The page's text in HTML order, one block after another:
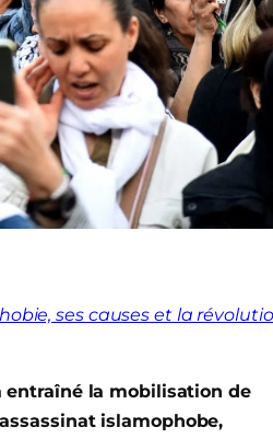
ses causes et la
entraîné la mobilisation de
islamophobe,